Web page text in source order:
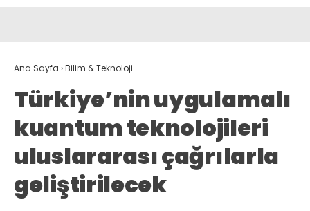
Ana Sayfa ›Bilim & Teknoloji
Türkiye’nin uygulamalı
kuantum teknolojileri
uluslararası çağrılarla
geliştirilecek